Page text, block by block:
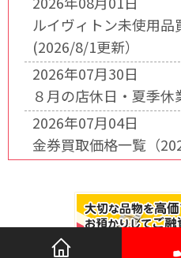
ルイヴィトン未使用品
(2026/8/1更新）
2026年07月30日
８月の店休日・夏季休
2026年07月04日
金券買取価格一覧（